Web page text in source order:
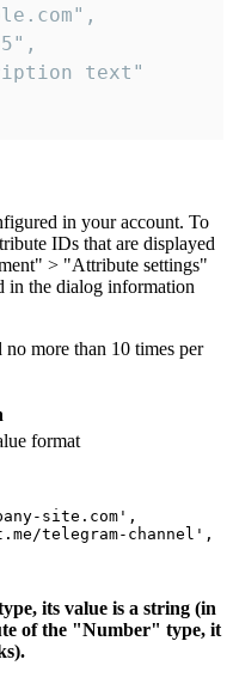
text"
in your account. To
IDs that are displayed
> "Attribute settings"
in the dialog information
more than 10 times per
format
site.com',
telegram-channel',
its value is a string (in
of the "Number" type, it